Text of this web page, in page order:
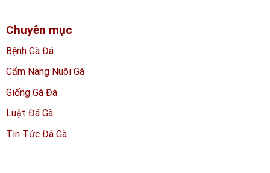
Chuyên mục
Bệnh Gà Đá
Cẩm Nang Nuôi Gà
Giống Gà Đá
Luật Đá Gà
Tin Tức Đá Gà